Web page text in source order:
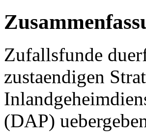
Zufallsfunde
zustaendigen
(DAP)